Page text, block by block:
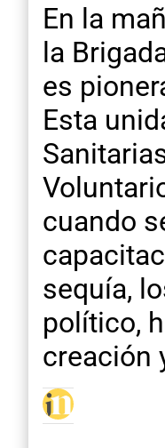
En la
la
es
Esta
cuando
sequía,
político,
creación